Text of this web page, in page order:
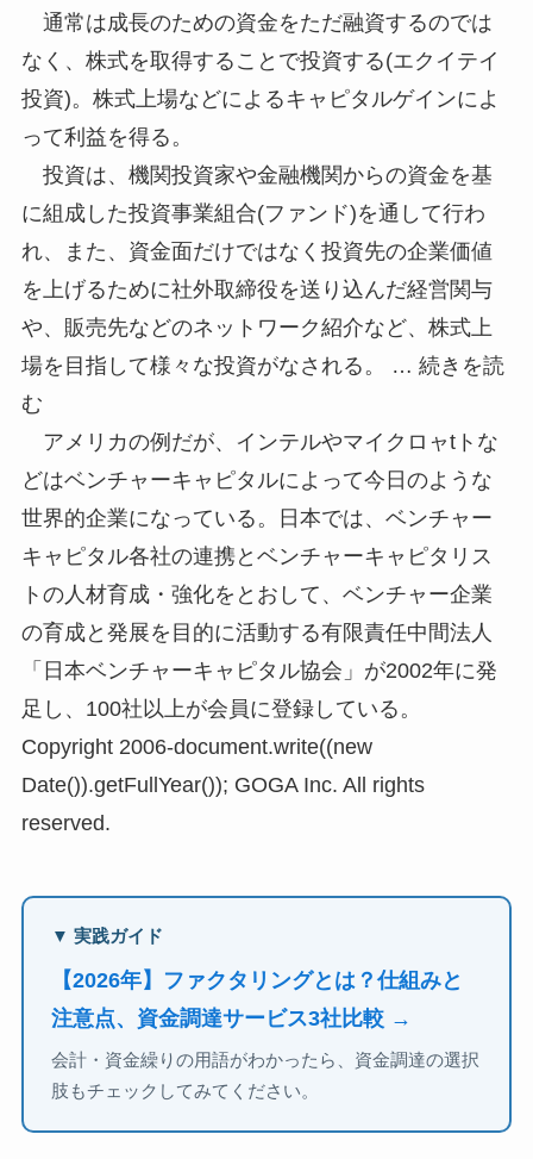
通常は成長のための資金をただ融資するのでは
なく、株式を取得することで投資する(エクイテイ
投資)。株式上場などによるキャピタルゲインによ
って利益を得る。
投資は、機関投資家や金融機関からの資金を基
に組成した投資事業組合(ファンド)を通して行わ
れ、また、資金面だけではなく投資先の企業価値
を上げるために社外取締役を送り込んだ経営関与
や、販売先などのネットワーク紹介など、株式上
場を目指して様々な投資がなされる。 … 続きを読
む
アメリカの例だが、インテルやマイクロャtトな
どはベンチャーキャピタルによって今日のような
世界的企業になっている。日本では、ベンチャー
キャピタル各社の連携とベンチャーキャピタリス
トの人材育成・強化をとおして、ベンチャー企業
の育成と発展を目的に活動する有限責任中間法人
「日本ベンチャーキャピタル協会」が2002年に発
足し、100社以上が会員に登録している。
Copyright 2006-document.write((new
Date()).getFullYear()); GOGA Inc. All rights
reserved.
▼ 実践ガイド
【2026年】ファクタリングとは？仕組みと
注意点、資金調達サービス3社比較 →
会計・資金繰りの用語がわかったら、資金調達の選択
肢もチェックしてみてください。